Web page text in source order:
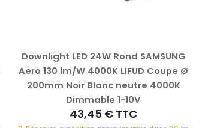
Downlight LED 24W Rond SAMSUNG
Aero 130 lm/W 4000K LIFUD Coupe Ø
200mm Noir Blanc neutre 4000K
Dimmable 1-10V
43,45 € TTC